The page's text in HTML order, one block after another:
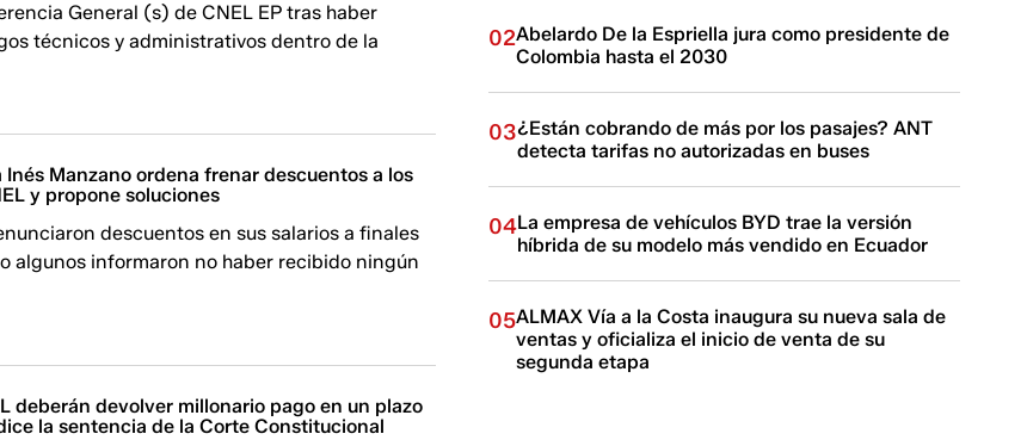
General (s) de CNEL EP tras haber
técnicos y administrativos dentro de la
Manzano ordena frenar descuentos a los
y propone soluciones
descuentos en sus salarios a finales
algunos informaron no haber recibido ningún
deberán devolver millonario pago en un plazo
la sentencia de la Corte Constitucional
02Abelardo De la Espriella jura como presidente de
Colombia hasta el 2030
03¿Están cobrando de más por los pasajes? ANT
detecta tarifas no autorizadas en buses
04La empresa de vehículos BYD trae la versión
híbrida de su modelo más vendido en Ecuador
05ALMAX Vía a la Costa inaugura su nueva sala de
ventas y oficializa el inicio de venta de su
segunda etapa